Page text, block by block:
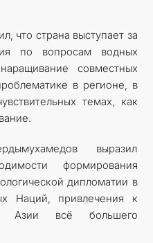
что страна выступает за
по вопросам водных
совместных
в регионе, в
темах, как
выразил
формирования
дипломатии в
Наций, привлечения к
Азии всё большего